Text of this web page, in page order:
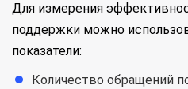
Для измерения
поддержки можно
показатели:
Количество обращений